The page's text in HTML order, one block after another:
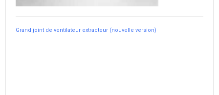
Grand joint de ventilateur extracteur (nouvelle version)